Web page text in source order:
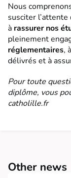
Nous
susciter
à rassurer nos
pleinement
réglementaires,
délivrés et à
Pour toute
diplôme, vous
catholille.fr
Other news